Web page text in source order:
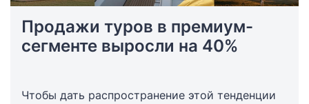
Продажи туров в премиум-
сегменте выросли на 40%
Чтобы дать распространение этой тенденции